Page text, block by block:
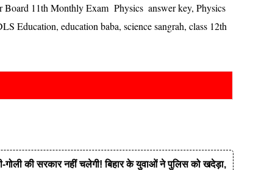
Board 11th Monthly Exam Physics answer key, Physics
Education, education baba, science sangrah, class 12th
की सरकार नहीं चलेगी! बिहार के युवाओं ने पुलिस को खदेड़ा,